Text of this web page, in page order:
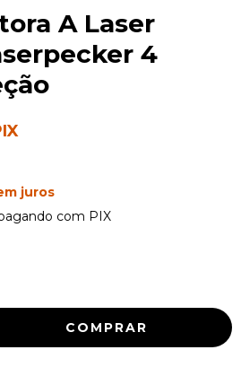
A Laser
4
juros
com PIX